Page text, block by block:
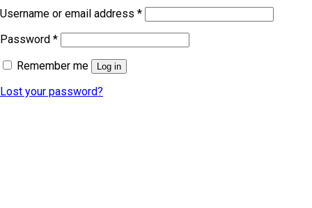
Username or email address *
Password *
Remember me
Log in
Lost your password?